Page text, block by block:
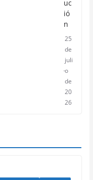
uc
ió
n
25
de
juli
o
de
20
26